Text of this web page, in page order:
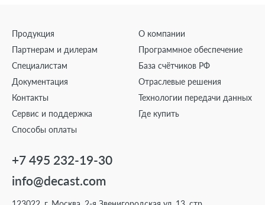
Продукция
О компании
Партнерам и дилерам
Программное обеспечение
Специалистам
База счётчиков РФ
Документация
Отраслевые решения
Контакты
Технологии передачи данных
Сервис и поддержка
Где купить
Способы оплаты
+7 495 232-19-30
info@decast.com